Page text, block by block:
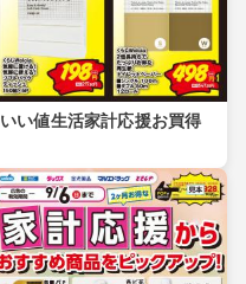
いい値生活家計応援お買得